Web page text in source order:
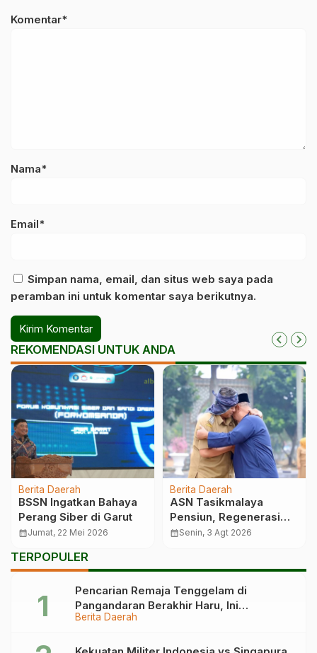
Komentar*
Nama*
Email*
Simpan nama, email, dan situs web saya pada
peramban ini untuk komentar saya berikutnya.
REKOMENDASI UNTUK ANDA
Berita Daerah
BSSN Ingatkan Bahaya
Perang Siber di Garut
calendar_monthJumat, 22 Mei 2026
Berita Daerah
ASN Tasikmalaya
Pensiun, Regenerasi
Birokrasi Jadi Sorotan
calendar_monthSenin, 3 Agt 2026
TERPOPULER
Berita Daerah
Pencarian Remaja Tenggelam di
Pangandaran Berakhir Haru, Ini
Kronologinya